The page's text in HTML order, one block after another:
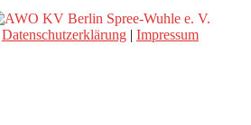
Datenschutzerklärung | Impressum